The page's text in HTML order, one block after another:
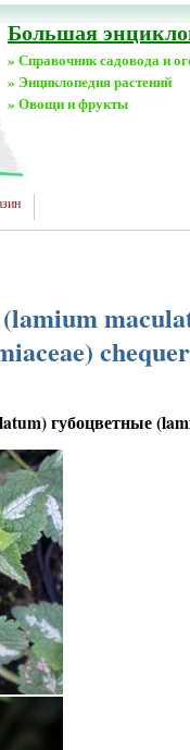
Большая
» Справочник садовода и
» Энциклопедия растений
» Овощи и фрукты
губоцветные